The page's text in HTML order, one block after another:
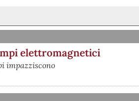
elettromagnetici
impazziscono